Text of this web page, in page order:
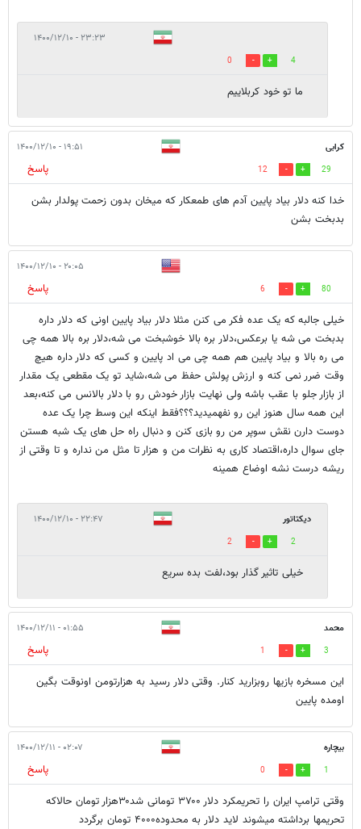
۲۳:۲۳ - ۱۴۰۰/۱۲/۱۰
4
0
ما تو خود کربلاییم
کرابی ۱۹:۵۱ - ۱۴۰۰/۱۲/۱۰
29
12
پاسخ
خدا کنه دلار بیاد پایین آدم های طمعکار که میخان بدون زحمت پولدار بشن
بدبخت بشن
۲۰:۰۵ - ۱۴۰۰/۱۲/۱۰
80
6
پاسخ
خیلی جالبه که یک عده فکر می کنن مثلا دلار بیاد پایین اونی که دلار داره
بدبخت می شه یا برعکس،دلار بره بالا خوشبخت می شه،دلار بره بالا همه چی
می ره بالا و بیاد پایین هم همه چی می اد پایین و کسی که دلار داره هیچ
وقت ضرر نمی کنه و ارزش پولش حفظ می شه،شاید تو یک مقطعی یک مقدار
از بازار جلو با عقب باشه ولی نهایت بازار خودش رو با دلار بالانس می کنه،بعد
این همه سال هنوز این رو نفهمیدید؟؟؟فقط اینکه این وسط چرا یک عده
دوست دارن نقش سوپر من رو بازی کنن و دنبال راه حل های یک شبه هستن
جای سوال داره،اقتصاد کاری به نظرات من و هزار تا مثل من نداره و تا وقتی از
ریشه درست نشه اوضاع همینه
دیکتاتور ۲۲:۴۷ - ۱۴۰۰/۱۲/۱۰
2
2
خیلی تاثیر گذار بود،لفت بده سریع
محمد ۰۱:۵۵ - ۱۴۰۰/۱۲/۱۱
3
1
پاسخ
این مسخره بازیها روبزارید کنار. وقتی دلار رسید به هزارتومن اونوقت بگین
اومده پایین
بیچاره ۰۲:۰۷ - ۱۴۰۰/۱۲/۱۱
1
0
پاسخ
وقتی ترامپ ایران را تحریمکرد دلار ۳۷۰۰ تومانی شد۳۰هزار تومان حالاکه
تحریمها برداشته میشوند لاید دلار به محدوده۴۰۰۰ تومان برگردد